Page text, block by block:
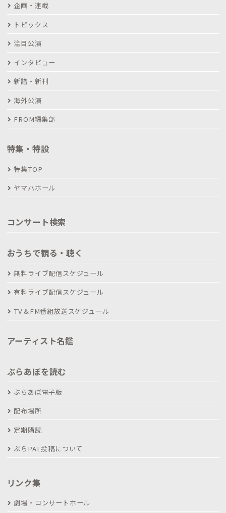
企画・連載
トピックス
注目公演
インタビュー
新譜・新刊
海外公演
FROM編集部
特集・特設
特集TOP
ヤマハホール
コンサート検索
おうちで観る・聴く
無料ライブ配信スケジュール
有料ライブ配信スケジュール
TV＆FM番組放送スケジュール
アーティスト名鑑
ぶらあぼを読む
ぶらあぼ電子版
配布場所
定期購読
ぶらPAL投稿について
リンク集
劇場・コンサートホール